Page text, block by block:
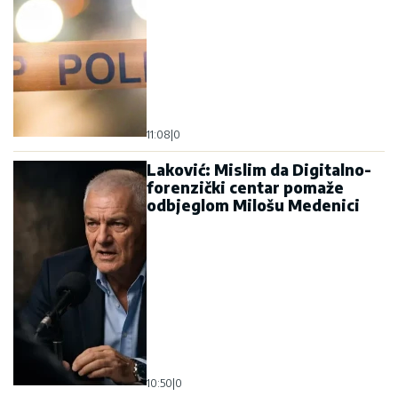
11:08 0
Laković: Mislim da Digitalno-
forenzički centar pomaže
odbjeglom Milošu Medenici
10:50 0